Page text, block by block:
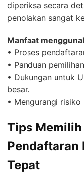
diperiksa secara
penolakan sangat
Manfaat
• Proses
• Panduan
• Dukungan untuk
besar.
• Mengurangi
Tips Memilih
Pendaftaran
Tepat